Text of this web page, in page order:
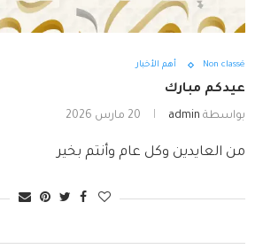
Non classé أهم الأخبار
عيدكم مبارك
بواسطة admin 20 مارس 2026
من العايدين وكل عام وأنتم بخير